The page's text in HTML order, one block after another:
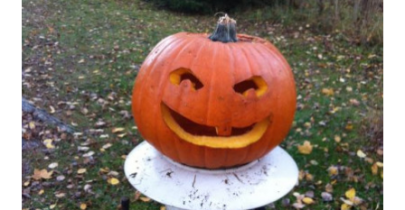
ERBJUDANDEN
KONTAKT
LAVENDELGÖMMAN
INTEGRITETSPOLICY